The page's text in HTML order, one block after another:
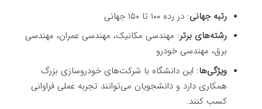
رتبه جهانی: در رده ۱۰۰ تا ۱۵۰ جهانی
رشته‌های برتر: مهندسی مکانیک، مهندسی عمران، مهندسی
برق، مهندسی خودرو
ویژگی‌ها: این دانشگاه با شرکت‌های خودروسازی بزرگ
همکاری دارد و دانشجویان می‌توانند تجربه عملی فراوانی
کسب کنند.